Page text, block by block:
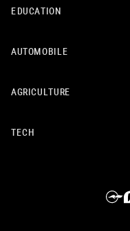
EDUCATION
AUTOMOBILE
AGRICULTURE
TECH